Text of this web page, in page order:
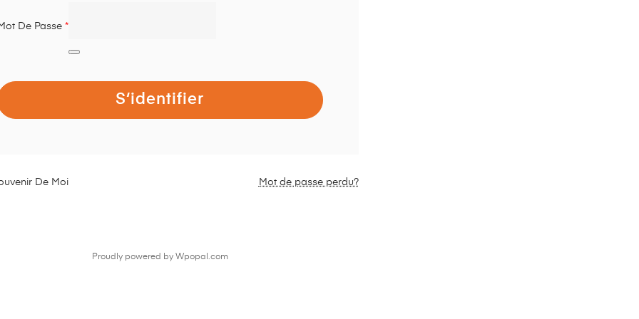
De Passe *
S‘identifier
De Moi Mot de passe perdu?
Proudly powered by Wpopal.com